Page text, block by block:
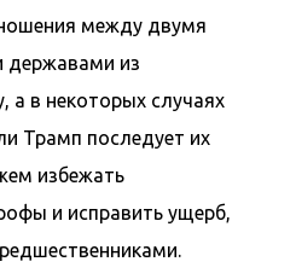
между двумя
державами из
а в некоторых случаях
Трамп последует их
избежать
и исправить ущерб,